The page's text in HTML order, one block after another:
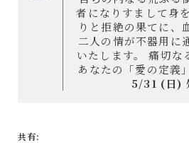
者になりすまして身
りと拒絶の果てに、
二人の情が不器用に
いたします。 痛切な
あなたの「愛の定義
5/31 (日)
共有: